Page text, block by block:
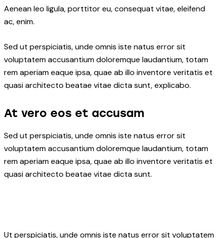
Aenean leo ligula, porttitor eu, consequat vitae, eleifend
ac, enim.
Sed ut perspiciatis, unde omnis iste natus error sit
voluptatem accusantium doloremque laudantium, totam
rem aperiam eaque ipsa, quae ab illo inventore veritatis et
quasi architecto beatae vitae dicta sunt, explicabo.
At vero eos et accusam
Sed ut perspiciatis, unde omnis iste natus error sit
voluptatem accusantium doloremque laudantium, totam
rem aperiam eaque ipsa, quae ab illo inventore veritatis et
quasi architecto beatae vitae dicta sunt.
Ut perspiciatis, unde omnis iste natus error sit voluptatem